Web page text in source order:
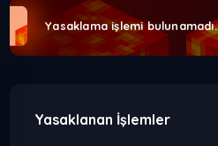
Yasaklama işlemi bulunamadı.
Yasaklanan İşlemler